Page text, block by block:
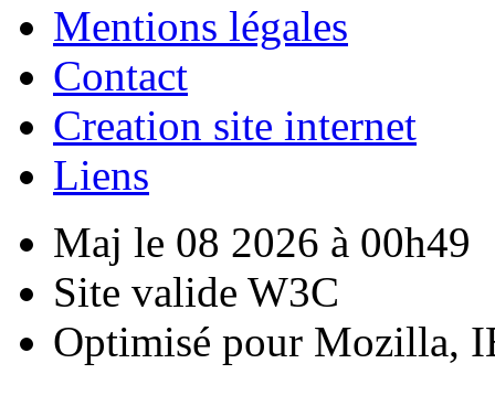
Mentions légales
Contact
Creation site internet
Liens
Maj le 08 2026 à 00h49
Site valide W3C
Optimisé pour Mozilla,